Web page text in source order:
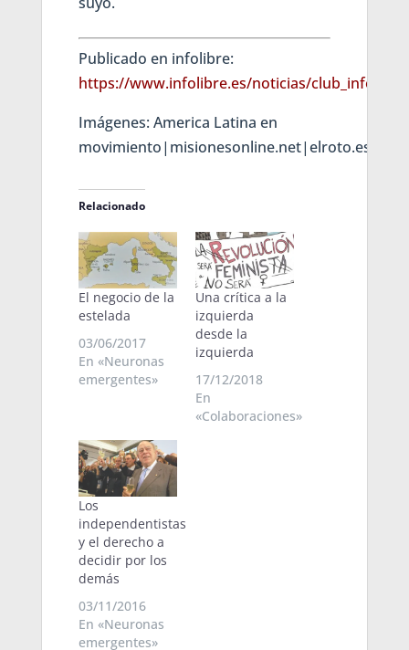
Publicado en infolibre:
https://www.infolibre.es/noticias/
Imágenes: America Latina en
Relacionado
El negocio de la
estelada
03/06/2017
En «Neuronas
emergentes»
Una crítica a la
izquierda
desde la
izquierda
17/12/2018
En
«Colaboraciones»
Los
independentistas
y el derecho a
decidir por los
demás
03/11/2016
En «Neuronas
emergentes»